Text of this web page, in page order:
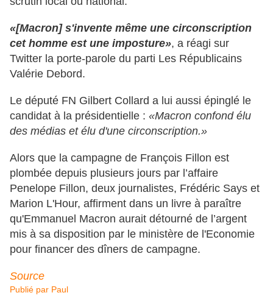
«[Macron] s'invente même une circonscription
cet homme est une imposture», a réagi sur
Twitter la porte-parole du parti Les Républicains
Valérie Debord.
Le député FN Gilbert Collard a lui aussi épinglé le
candidat à la présidentielle : «Macron confond élu
des médias et élu d'une circonscription.»
Alors que la campagne de François Fillon est
plombée depuis plusieurs jours par l’affaire
Penelope Fillon, deux journalistes, Frédéric Says et
Marion L'Hour, affirment dans un livre à paraître
qu'Emmanuel Macron aurait détourné de l’argent
mis à sa disposition par le ministère de l'Economie
pour financer des dîners de campagne.
Source
Publié par Paul